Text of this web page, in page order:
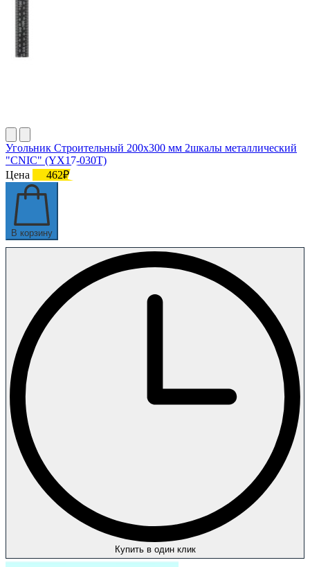
Угольник Строительный 200х300 мм 2шкалы металлический
"CNIC" (YX17-030T)
Цена
462₽
В корзину
Купить в один клик